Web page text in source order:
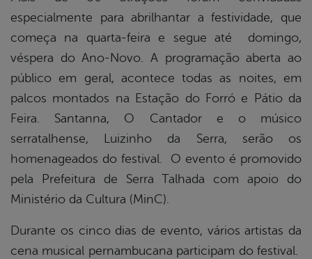
especialmente para abrilhantar a festividade, que
começa na quarta-feira e segue até domingo,
véspera do Ano-Novo. A programação aberta ao
público em geral, acontece todas as noites, em
palcos montados na Estação do Forró e Pátio da
Feira. Santanna, O Cantador e o músico
serratalhense, Luizinho da Serra, serão os
homenageados do festival. O evento é promovido
pela Prefeitura de Serra Talhada com apoio do
Ministério da Cultura (MinC).
Durante os cinco dias de evento, vários artistas da
cena musical pernambucana participam do festival.